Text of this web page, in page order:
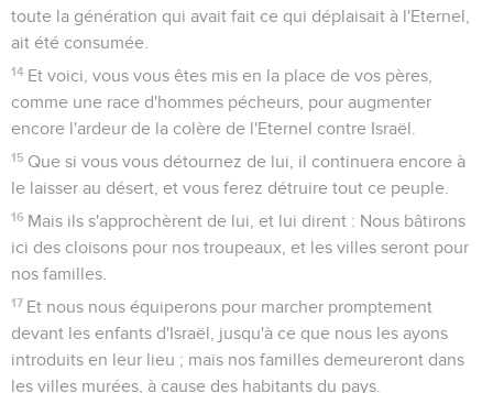
toute la génération qui avait fait ce qui déplaisait à l'Eternel,
ait été consumée.
14 Et voici, vous vous êtes mis en la place de vos pères,
comme une race d'hommes pécheurs, pour augmenter
encore l'ardeur de la colère de l'Eternel contre Israël.
15 Que si vous vous détournez de lui, il continuera encore à
le laisser au désert, et vous ferez détruire tout ce peuple.
16 Mais ils s'approchèrent de lui, et lui dirent : Nous bâtirons
ici des cloisons pour nos troupeaux, et les villes seront pour
nos familles.
17 Et nous nous équiperons pour marcher promptement
devant les enfants d'Israël, jusqu'à ce que nous les ayons
introduits en leur lieu ; mais nos familles demeureront dans
les villes murées, à cause des habitants du pays.